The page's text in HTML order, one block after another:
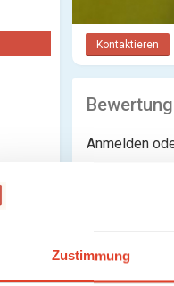
Zustimmung
Kontaktieren
Anmelden